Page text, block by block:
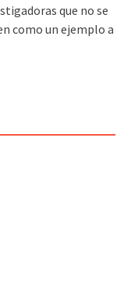
que no se
como un ejemplo a